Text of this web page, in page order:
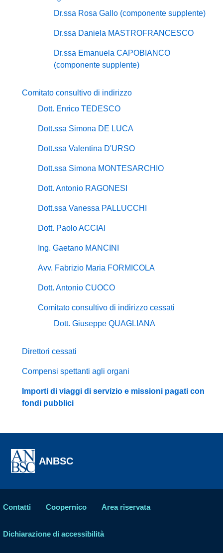
Dr.ssa Rosa Gallo (componente supplente)
Dr.ssa Daniela MASTROFRANCESCO
Dr.ssa Emanuela CAPOBIANCO
(componente supplente)
Comitato consultivo di indirizzo
Dott. Enrico TEDESCO
Dott.ssa Simona DE LUCA
Dott.ssa Valentina D'URSO
Dott.ssa Simona MONTESARCHIO
Dott. Antonio RAGONESI
Dott.ssa Vanessa PALLUCCHI
Dott. Paolo ACCIAI
Ing. Gaetano MANCINI
Avv. Fabrizio Maria FORMICOLA
Dott. Antonio CUOCO
Comitato consultivo di indirizzo cessati
Dott. Giuseppe QUAGLIANA
Direttori cessati
Compensi spettanti agli organi
Importi di viaggi di servizio e missioni pagati con
fondi pubblici
ANBSC
Contatti Coopernico Area riservata
Dichiarazione di accessibilità